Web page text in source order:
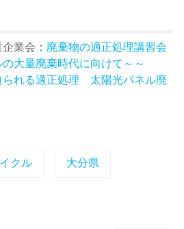
業会： 廃棄物の適正処理講習会
大量廃棄時代に向けて～～
られる適正処理 太陽光パネル廃
クル 大分県